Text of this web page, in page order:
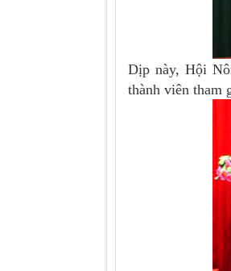
Dịp này, Hội
thành viên tham